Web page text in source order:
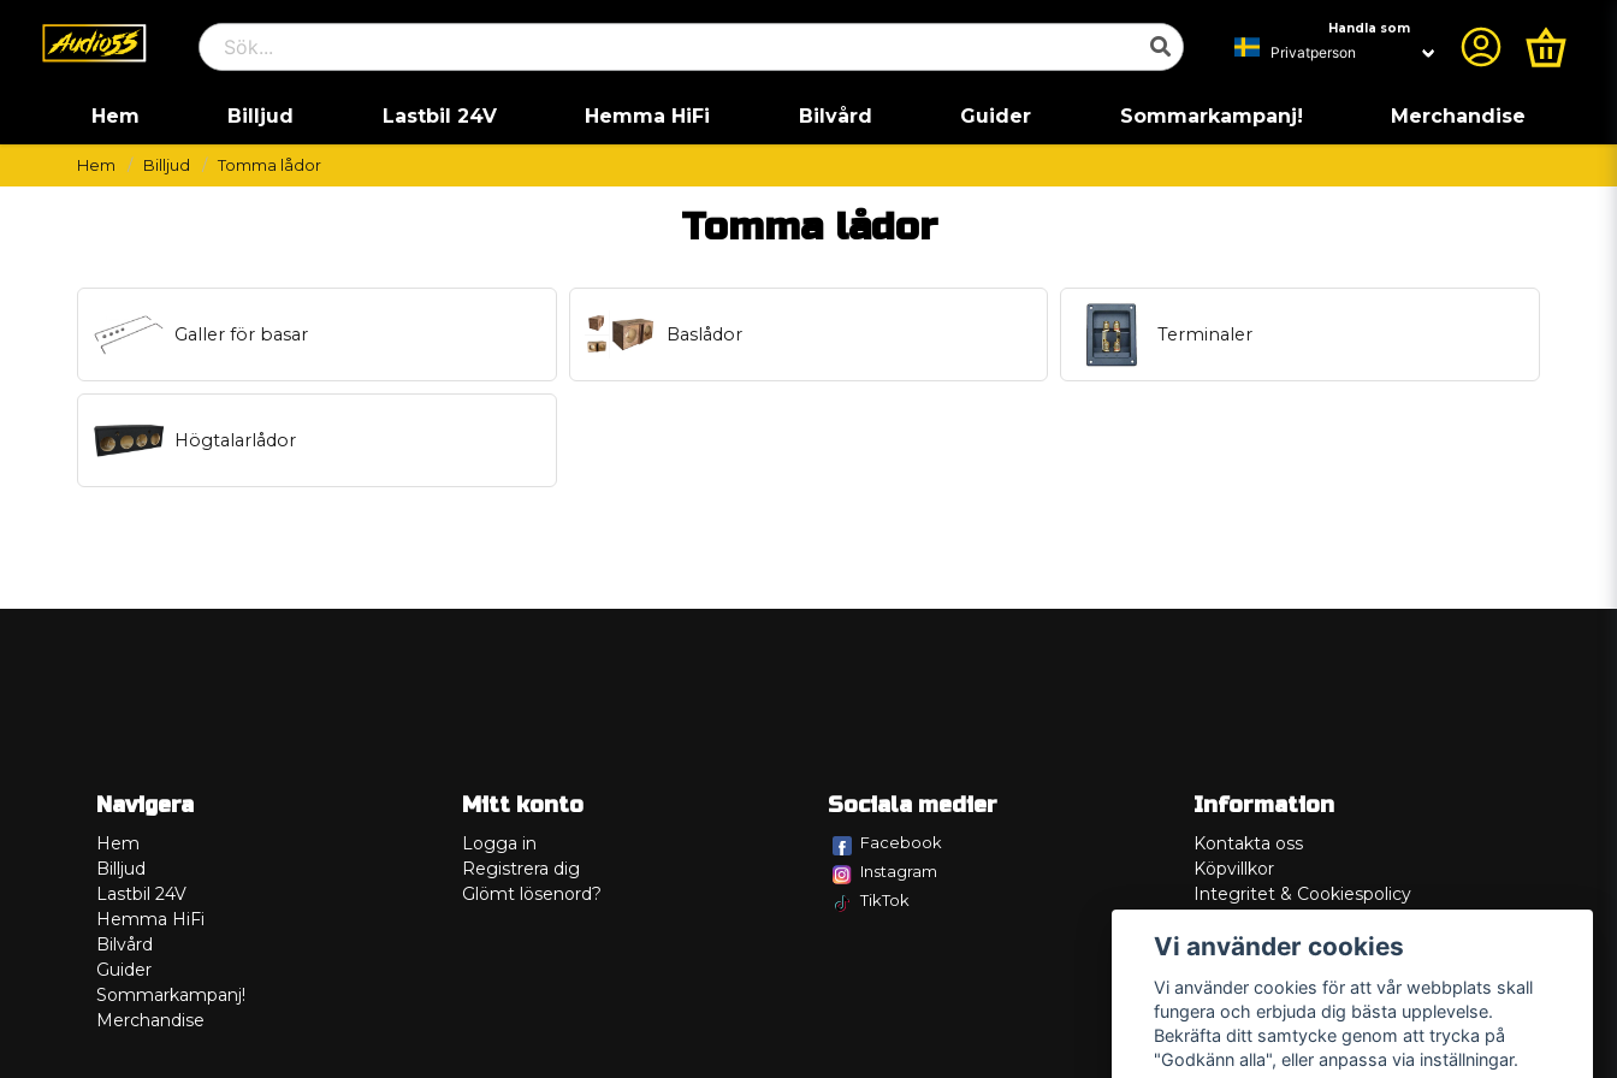
Handla som
Hem Billjud Lastbil 24V Hemma HiFi Bilvård Guider Sommarkampanj! Merchandise
Hem Billjud Tomma lådor
Tomma lådor
Galler för basar Baslådor Terminaler
Högtalarlådor
Navigera
Hem
Billjud
Lastbil 24V
Hemma HiFi
Bilvård
Guider
Sommarkampanj!
Merchandise
Mitt konto
Logga in
Registrera dig
Glömt lösenord?
Sociala medier
Facebook
Instagram
TikTok
Information
Kontakta oss
Köpvillkor
Integritet & Cookiespolicy
Service/Garanti
Lådritning
Om oss
Vi använder cookies
Vi använder cookies för att vår webbplats skall
fungera och erbjuda dig bästa upplevelse.
Bekräfta ditt samtycke genom att trycka på
"Godkänn alla", eller anpassa via inställningar.